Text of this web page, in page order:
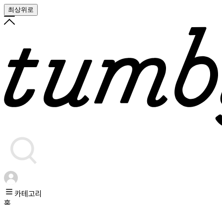
최상위로
카테고리